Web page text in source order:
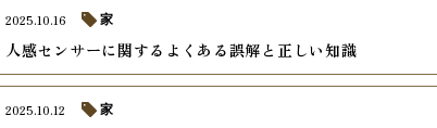
人感センサーに関するよくある誤解と正しい知識
2025.10.16 家
2025.10.12 家